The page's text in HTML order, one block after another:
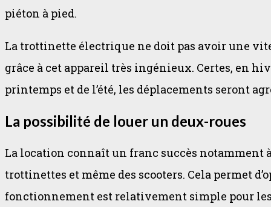
piéton à pied.
La trottinette électrique ne doit pas avoir une
grâce à cet appareil très ingénieux. Certes, en
printemps et de l’été, les déplacements seront
La possibilité de louer un deux-roues
La location connaît un franc succès notamment
trottinettes et même des scooters. Cela permet
fonctionnement est relativement simple pour